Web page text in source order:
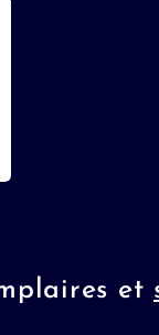
et